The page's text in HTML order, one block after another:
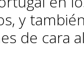
y
de cara